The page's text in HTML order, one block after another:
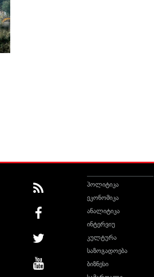
პოლიტიკა
ეკონომიკა
ანალიტიკა
ინტერვიუ
კულტურა
საზოგადოება
ბიზნესი